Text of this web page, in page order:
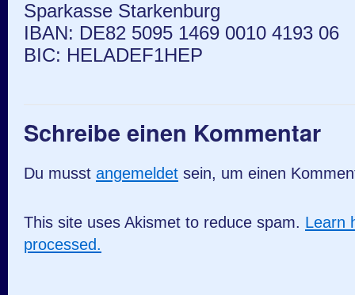
Sparkasse Starkenburg
IBAN: DE82 5095 1469 0010 4193 06
BIC: HELADEF1HEP
Schreibe einen Kommentar
Du musst angemeldet sein, um einen
This site uses Akismet to reduce spam. Learn
processed.